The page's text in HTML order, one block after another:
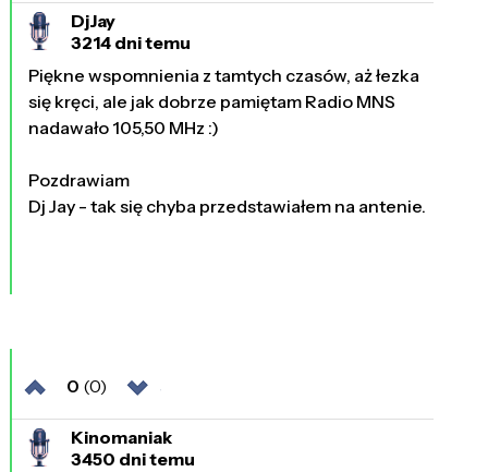
DjJay
3214 dni temu
Piękne wspomnienia z tamtych czasów, aż łezka
się kręci, ale jak dobrze pamiętam Radio MNS
nadawało 105,50 MHz :)
Pozdrawiam
Dj Jay - tak się chyba przedstawiałem na antenie.
0 (0)
Kinomaniak
3450 dni temu